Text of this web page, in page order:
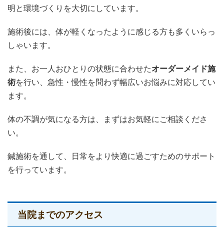
明と環境づくりを大切にしています。
施術後には、体が軽くなったように感じる方も多くいらっ
しゃいます。
また、お一人おひとりの状態に合わせたオーダーメイド施
術を行い、急性・慢性を問わず幅広いお悩みに対応してい
ます。
体の不調が気になる方は、まずはお気軽にご相談くださ
い。
鍼施術を通して、日常をより快適に過ごすためのサポート
を行っています。
当院までのアクセス